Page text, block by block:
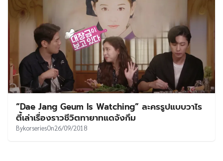
“Dae Jang Geum Is Watching” ละครรูปแบบวาไร
ตี้เล่าเรื่องราวชีวิตทายาทแดจังกึม
BykorseriesOn26/09/2018